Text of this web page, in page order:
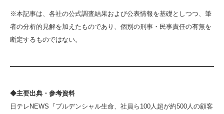
※本記事は、各社の公式調査結果および公表情報を基礎としつつ、筆
者の分析的見解を加えたものであり、個別の刑事・民事責任の有無を
断定するものではない。
◆主要出典・参考資料
日テレNEWS『プルデンシャル生命、社員ら100人超が約500人の顧客